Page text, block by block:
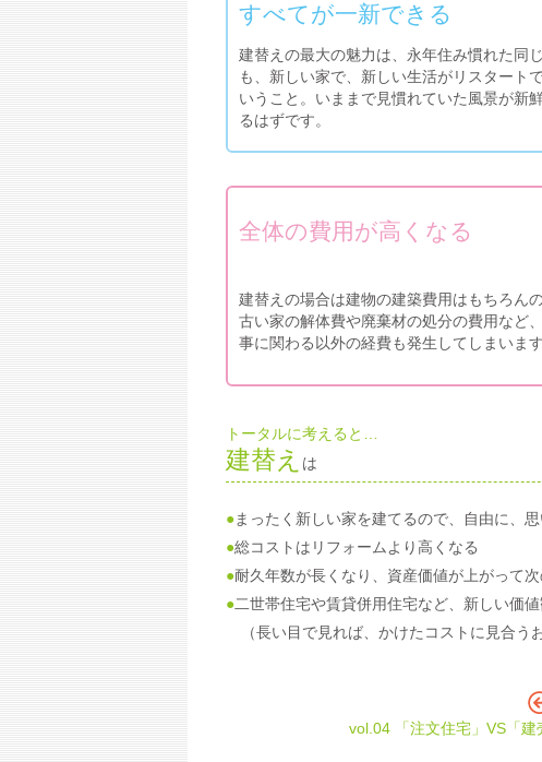
すべてが一新できる
建替えの最大の魅力は、永年住み慣れた同
も、新しい家で、新しい生活がリスタート
いうこと。いままで見慣れていた風景が新
るはずです。
全体の費用が高くなる
建替えの場合は建物の建築費用はもちろんの
古い家の解体費や廃棄材の処分の費用など
事に関わる以外の経費も発生してしまいます
トータルに考えると…
建替え は
●まったく新しい家を建てるので、自由に、
●総コストはリフォームより高くなる
●耐久年数が長くなり、資産価値が上がって
●二世帯住宅や賃貸併用住宅など、新しい価
（長い目で見れば、かけたコストに見合う
vol.04 「注文住宅」VS「